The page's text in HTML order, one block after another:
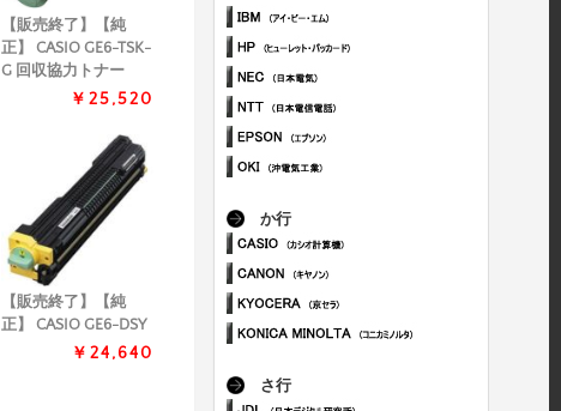
【販売終了】【純
正】 CASIO GE6-TSK-
G 回収協力トナー
￥25,520
【販売終了】【純
正】 CASIO GE6-DSY
￥24,640
か行
さ行